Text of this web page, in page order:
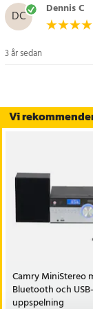
Vi
Camry MiniStereo
Bluetooth och USB-
uppspelning
DC Dennis C
3 år sedan